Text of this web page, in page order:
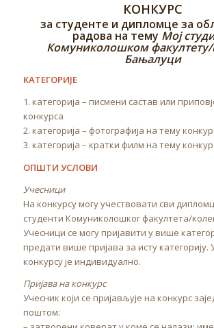
КОНКУРС
за студенте и дипломце за
радова на тему Мој
Комуниколошком факултету/
Бањалуци
КАТЕГОРИЈЕ
1. категорија – писмени састав или
конкурса
2. категорија – фотографија на тему
3. категорија – кратки филм на тему
ОПШТИ УСЛОВИ
Учесници
На конкурсу могу учествовати сви
студенти Комуниколошког факултета/
Учесници се могу пријавити у више
предати више пријава за исту
конкурсу је индивидуално.
Пријава на конкурс
Учесник који се пријављује на конкурс
поштом: